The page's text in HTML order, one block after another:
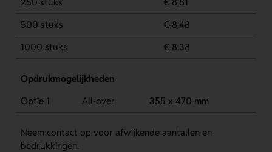
500 stuks
€ 8,48
1000 stuks
€ 8,38
Opdrukmogelijkheden
Optie 1
All-over 355 x 470 mm
Neem contact op voor afwijkende aantallen en
bedrukkingen.